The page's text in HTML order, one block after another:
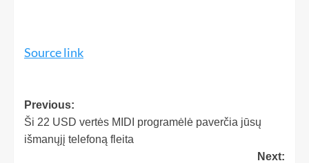
Source link
Previous:
Ši 22 USD vertės MIDI programėlė paverčia jūsų
išmanųjį telefoną fleita
Next: